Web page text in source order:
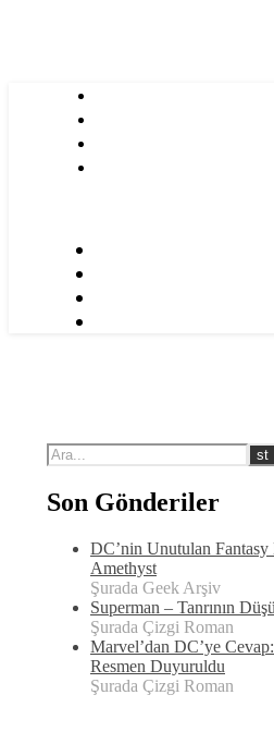
Son Gönderiler
DC’nin Unutulan Fantasy
Amethyst
Şurada Geek Arşiv
Superman – Tanrının
Şurada Çizgi Roman
Marvel’dan DC’ye
Resmen Duyuruldu
Şurada Çizgi Roman